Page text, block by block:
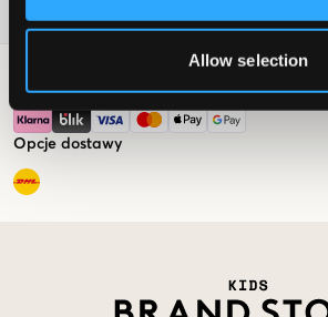
Allow selection
Aktualnie popularne
Opcje dostawy